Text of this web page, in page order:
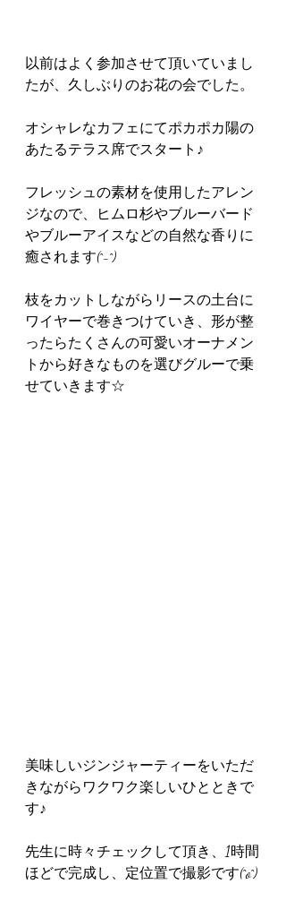
以前はよく参加させて頂いていまし
たが、久しぶりのお花の会でした。
オシャレなカフェにてポカポカ陽の
あたるテラス席でスタート♪
フレッシュの素材を使用したアレン
ジなので、ヒムロ杉やブルーバード
やブルーアイスなどの自然な香りに
癒されます(^-^)
枝をカットしながらリースの土台に
ワイヤーで巻きつけていき、形が整
ったらたくさんの可愛いオーナメン
トから好きなものを選びグルーで乗
せていきます☆
美味しいジンジャーティーをいただ
きながらワクワク楽しいひとときで
す♪
先生に時々チェックして頂き、1時間
ほどで完成し、定位置で撮影です(^o^)